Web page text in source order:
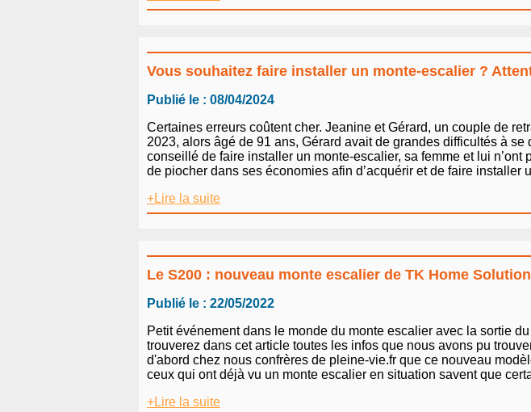
Vous souhaitez faire installer un monte-escalier ?
Publié le : 08/04/2024
Certaines erreurs coûtent cher. Jeanine et Gérard, un couple de
2023, alors âgé de 91 ans, Gérard avait de grandes difficultés à
conseillé de faire installer un monte-escalier, sa femme et lui
de piocher dans ses économies afin d’acquérir et de faire installer
+Lire la suite
Le S200 : nouveau monte escalier de TK Home
Publié le : 22/05/2022
Petit événement dans le monde du monte escalier avec la sortie
trouverez dans cet article toutes les infos que nous avons pu
d'abord chez nous confrères de pleine-vie.fr que ce nouveau
ceux qui ont déjà vu un monte escalier en situation savent que
+Lire la suite